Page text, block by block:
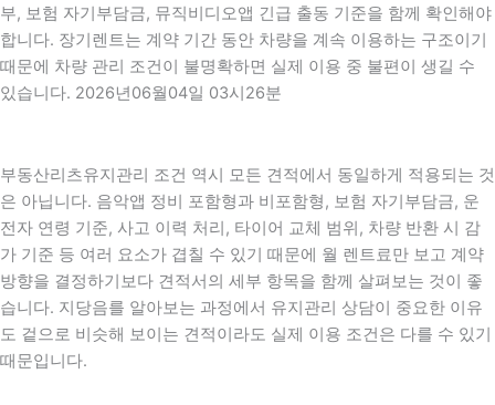
부, 보험 자기부담금, 뮤직비디오앱 긴급 출동 기준을 함께 확인해야
합니다. 장기렌트는 계약 기간 동안 차량을 계속 이용하는 구조이기
때문에 차량 관리 조건이 불명확하면 실제 이용 중 불편이 생길 수
있습니다. 2026년06월04일 03시26분
부동산리츠유지관리 조건 역시 모든 견적에서 동일하게 적용되는 것
은 아닙니다. 음악앱 정비 포함형과 비포함형, 보험 자기부담금, 운
전자 연령 기준, 사고 이력 처리, 타이어 교체 범위, 차량 반환 시 감
가 기준 등 여러 요소가 겹칠 수 있기 때문에 월 렌트료만 보고 계약
방향을 결정하기보다 견적서의 세부 항목을 함께 살펴보는 것이 좋
습니다. 지당음를 알아보는 과정에서 유지관리 상담이 중요한 이유
도 겉으로 비슷해 보이는 견적이라도 실제 이용 조건은 다를 수 있기
때문입니다.